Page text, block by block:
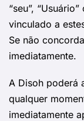
“seu”,
vinculado a
Se não
imediatamente.
A Disoh poderá
qualquer
imediatamente